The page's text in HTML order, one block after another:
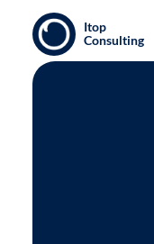
Itop
Consulting